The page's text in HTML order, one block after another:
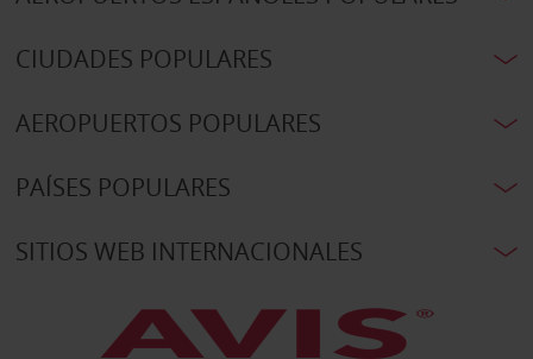
CIUDADES POPULARES
AEROPUERTOS POPULARES
PAÍSES POPULARES
SITIOS WEB INTERNACIONALES